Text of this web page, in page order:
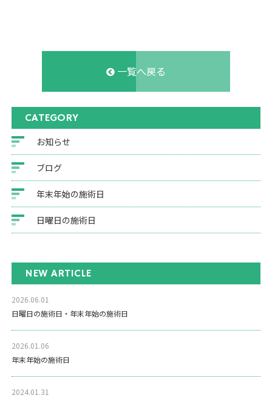
一覧へ戻る
CATEGORY
お知らせ
ブログ
年末年始の施術日
日曜日の施術日
NEW ARTICLE
2026.06.01
日曜日の施術日・年末年始の施術日
2026.01.06
年末年始の施術日
2024.01.31